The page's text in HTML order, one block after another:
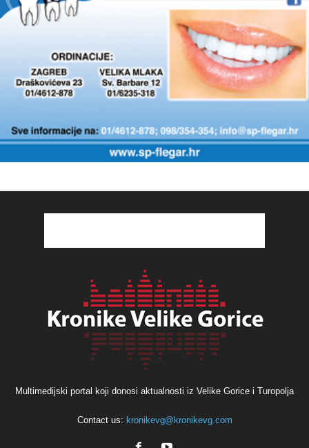
Multimedijski portal koji donosi aktualnosti iz Velike Gorice i Turopolja
Contact us: kronikevg@kronikevg.com